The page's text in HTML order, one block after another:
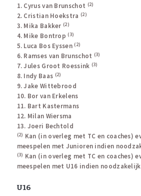
1. Cyrus van Brunschot (2)
2. Cristian Hoekstra (2)
3. Mika Bakker (2)
4. Mike Bontrop (3)
5. Luca Bos Eyssen (2)
6. Ramses van Brunschot (3)
7. Jules Groot Roessink (3)
8. Indy Baas (2)
9. Jake Wittebrood
10. Bor van Erkelens
11. Bart Kastermans
12. Milan Wiersma
13. Joeri Bechtold
(2) Kan (in overleg met TC en coaches)
meespelen met Junioren indien
(3) Kan (in overleg met TC en coaches)
meespelen met U16 indien noodzakelijk
U16